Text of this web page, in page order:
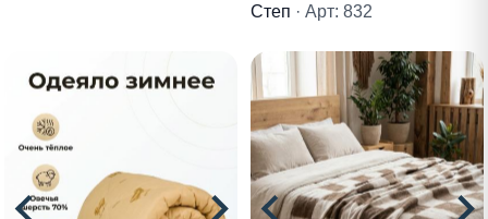
Степ · Арт: 832